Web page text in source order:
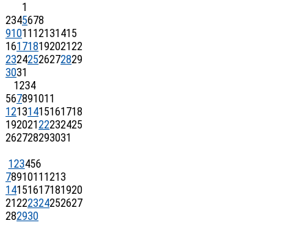
1
2345678
91011 12131415
16171819202122
23242526272829
3031
1234
567891011
12131415161718
19202122232425
262728293031
123456
7891011 1213
14151617181920
21222324252627
282930